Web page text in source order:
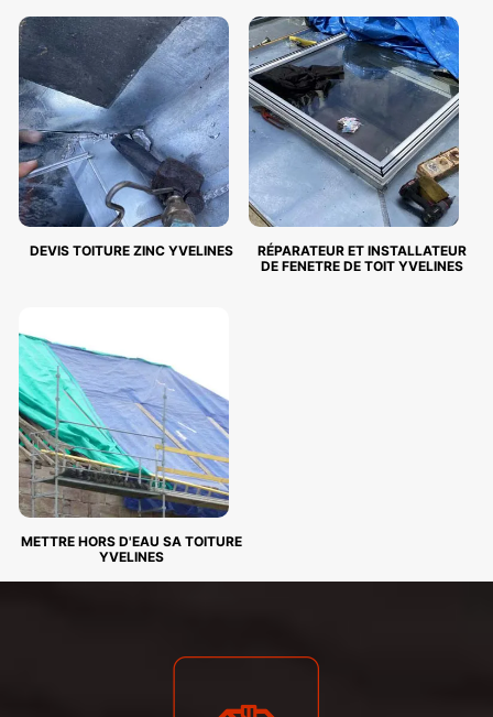
DEVIS TOITURE ZINC YVELINES
RÉPARATEUR ET INSTALLATEUR
DE FENETRE DE TOIT YVELINES
METTRE HORS D'EAU SA TOITURE
YVELINES